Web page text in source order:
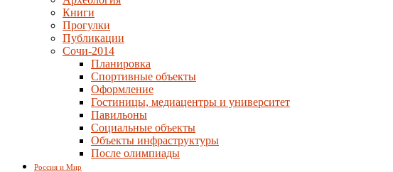
Книги
Прогулки
Публикации
Сочи-2014
Планировка
Спортивные объекты
Оформление
Гостиницы, медиацентры и университет
Павильоны
Социальные объекты
Объекты инфраструктуры
После олимпиады
Россия и Мир